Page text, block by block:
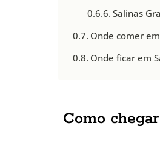
Salinas
Onde comer
Onde ficar em
Como